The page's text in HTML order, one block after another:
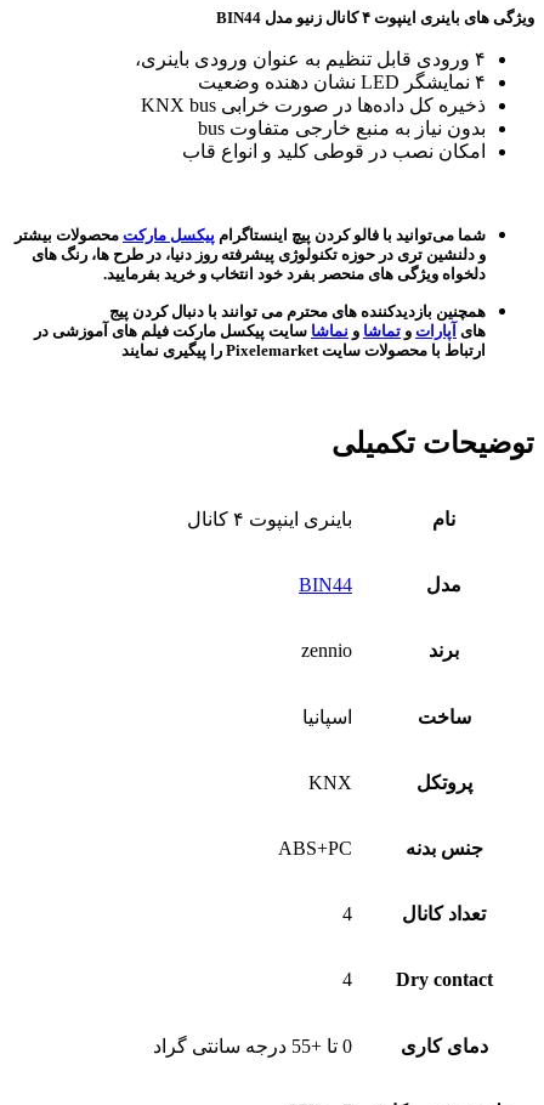
ویژگی های باینری اینپوت ۴ کانال زنیو مدل BIN44
۴ ورودی قابل تنظیم به عنوان ورودی باینری،
۴ نمایشگر LED نشان دهنده وضعیت
ذخیره کل داده‌ها در صورت خرابی KNX bus
بدون نیاز به منبع خارجی متفاوت bus
امکان نصب در قوطی کلید و انواع قاب
شما می‌توانید با فالو کردن پیچ اینستاگرام پیکسل مارکت محصولات بیشتر
و دلنشین تری در حوزه تکنولوژی پیشرفته روز دنیا، در طرح ها، رنگ های
دلخواه ویژگی های منحصر بفرد خود انتخاب و خرید بفرمایید.
همچنین بازدیدکننده های محترم می توانند با دنبال کردن پیج
های آپارات و تماشا و نماشا سایت پیکسل مارکت فیلم های آموزشی در
ارتباط با محصولات سایت Pixelemarket را پیگیری نمایند
توضیحات تکمیلی
نام باینری اینپوت ۴ کانال
مدل BIN44
برند zennio
ساخت اسپانیا
پروتکل KNX
جنس بدنه ABS+PC
تعداد کانال 4
Dry contact
4
دمای کاری 0 تا +55 درجه سانتی گراد